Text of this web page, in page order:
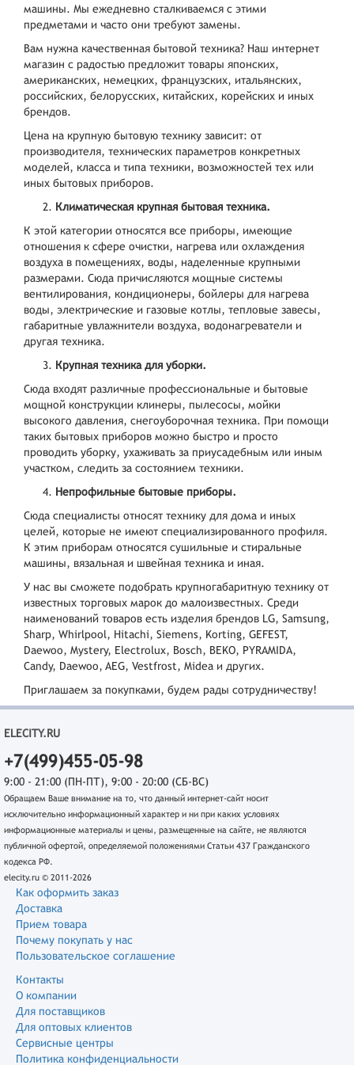
машины. Мы ежедневно сталкиваемся с этими
предметами и часто они требуют замены.
Вам нужна качественная бытовой техника? Наш интернет
магазин с радостью предложит товары японских,
американских, немецких, французских, итальянских,
российских, белорусских, китайских, корейских и иных
брендов.
Цена на крупную бытовую технику зависит: от
производителя, технических параметров конкретных
моделей, класса и типа техники, возможностей тех или
иных бытовых приборов.
Климатическая крупная бытовая техника.
К этой категории относятся все приборы, имеющие
отношения к сфере очистки, нагрева или охлаждения
воздуха в помещениях, воды, наделенные крупными
размерами. Сюда причисляются мощные системы
вентилирования, кондиционеры, бойлеры для нагрева
воды, электрические и газовые котлы, тепловые завесы,
габаритные увлажнители воздуха, водонагреватели и
другая техника.
Крупная техника для уборки.
Сюда входят различные профессиональные и бытовые
мощной конструкции клинеры, пылесосы, мойки
высокого давления, снегоуборочная техника. При помощи
таких бытовых приборов можно быстро и просто
проводить уборку, ухаживать за приусадебным или иным
участком, следить за состоянием техники.
Непрофильные бытовые приборы.
Сюда специалисты относят технику для дома и иных
целей, которые не имеют специализированного профиля.
К этим приборам относятся сушильные и стиральные
машины, вязальная и швейная техника и иная.
У нас вы сможете подобрать крупногабаритную технику от
известных торговых марок до малоизвестных. Среди
наименований товаров есть изделия брендов LG, Samsung,
Sharp, Whirlpool, Hitachi, Siemens, Korting, GEFEST,
Daewoo, Mystery, Electrolux, Bosch, BEKO, PYRAMIDA,
Candy, Daewoo, AEG, Vestfrost, Midea и других.
Приглашаем за покупками, будем рады сотрудничеству!
ELECITY.RU
+7(499)455-05-98
9:00 - 21:00 (ПН-ПТ), 9:00 - 20:00 (СБ-ВС)
Обращаем Ваше внимание на то, что данный интернет-сайт носит
исключительно информационный характер и ни при каких условиях
информационные материалы и цены, размещенные на сайте, не являются
публичной офертой, определяемой положениями Статьи 437 Гражданского
кодекса РФ.
elecity.ru © 2011-2026
Как оформить заказ
Доставка
Прием товара
Почему покупать у нас
Пользовательское соглашение
Контакты
О компании
Для поставщиков
Для оптовых клиентов
Сервисные центры
Политика конфиденциальности